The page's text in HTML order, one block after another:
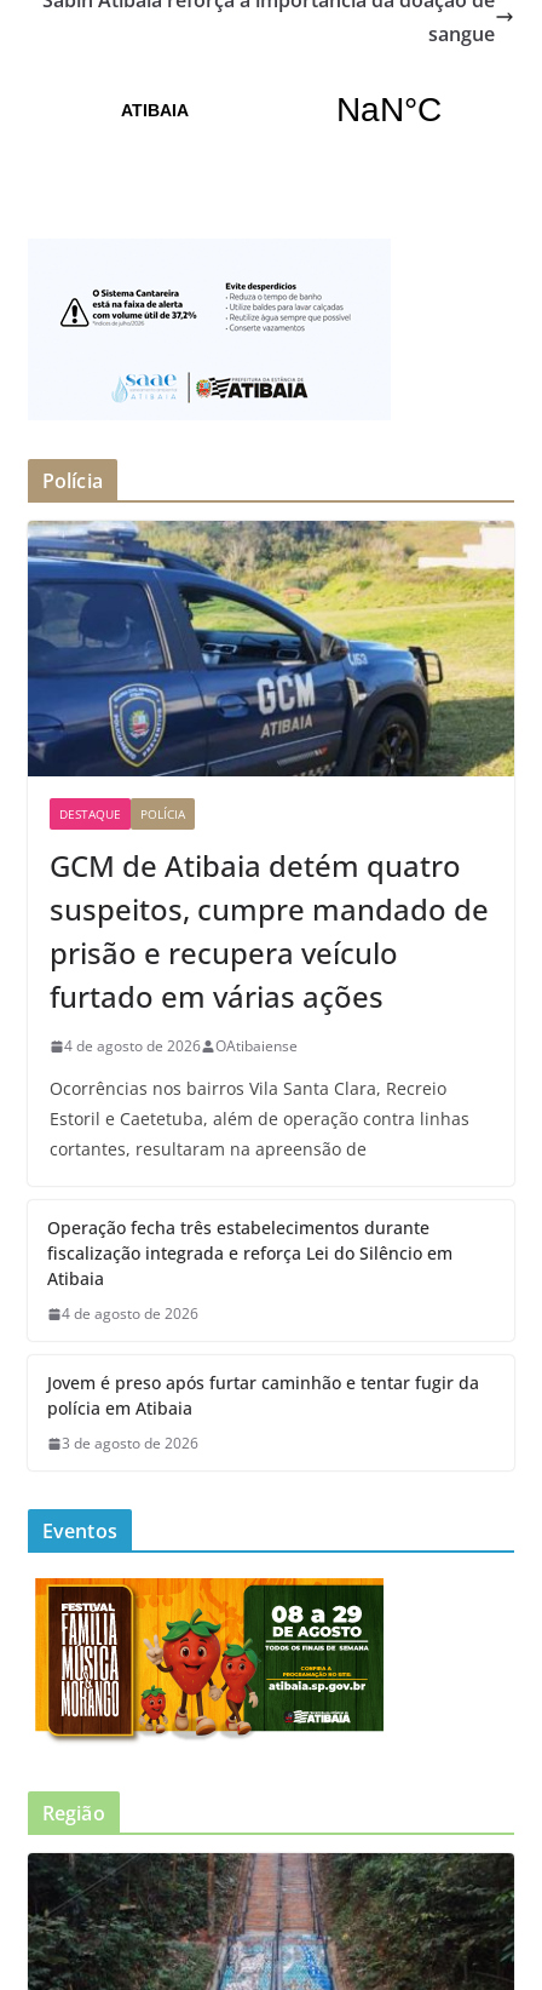
sangue
Polícia
DESTAQUE POLÍCIA
GCM de Atibaia detém quatro
suspeitos, cumpre mandado de
prisão e recupera veículo
furtado em várias ações
4 de agosto de 2026 OAtibaiense
Ocorrências nos bairros Vila Santa Clara, Recreio
Estoril e Caetetuba, além de operação contra linhas
cortantes, resultaram na apreensão de
Operação fecha três estabelecimentos durante
fiscalização integrada e reforça Lei do Silêncio em
Atibaia
4 de agosto de 2026
Jovem é preso após furtar caminhão e tentar fugir da
polícia em Atibaia
3 de agosto de 2026
Eventos
Região